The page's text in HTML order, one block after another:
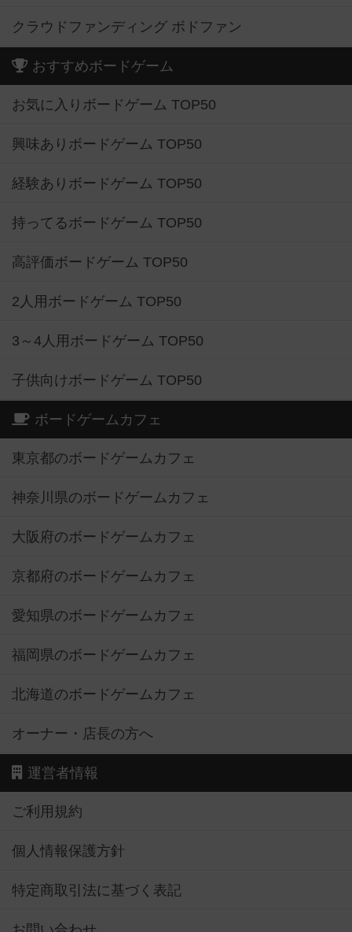
クラウドファンディング ボドファン
おすすめボードゲーム
お気に入りボードゲーム TOP50
興味ありボードゲーム TOP50
経験ありボードゲーム TOP50
持ってるボードゲーム TOP50
高評価ボードゲーム TOP50
2人用ボードゲーム TOP50
3～4人用ボードゲーム TOP50
子供向けボードゲーム TOP50
ボードゲームカフェ
東京都のボードゲームカフェ
神奈川県のボードゲームカフェ
大阪府のボードゲームカフェ
京都府のボードゲームカフェ
愛知県のボードゲームカフェ
福岡県のボードゲームカフェ
北海道のボードゲームカフェ
オーナー・店長の方へ
運営者情報
ご利用規約
個人情報保護方針
特定商取引法に基づく表記